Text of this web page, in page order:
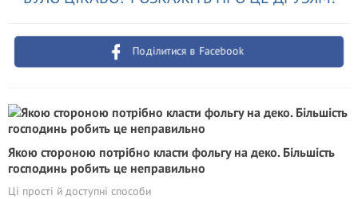
Поділитися в Facebook
Якою стороною потрібно класти фольгу на деко. Більшість
господинь робить це неправильно
Ці прості й доступні способи